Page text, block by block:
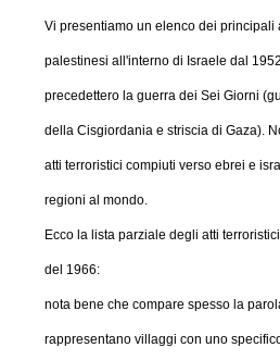
Vi presentiamo un elenco dei principali
palestinesi all'interno di Israele dal
precedettero la guerra dei Sei Giorni
della Cisgiordania e striscia di Gaza).
atti terroristici compiuti verso ebrei e
regioni al mondo.
Ecco la lista parziale degli atti
del 1966:
nota bene che compare spesso la
rappresentano villaggi con uno